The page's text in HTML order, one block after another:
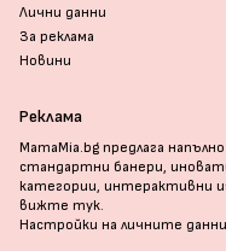
Лични данни
За реклама
Новини
Реклама
MamaMia.bg предлага
стандартни банери,
категории, интерактивни
вижте тук.
Настройки на личните данни